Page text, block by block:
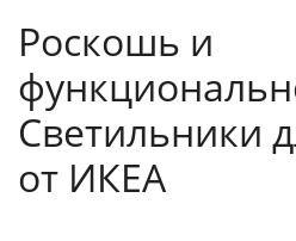
Роскошь и
Светильники
от ИКЕА